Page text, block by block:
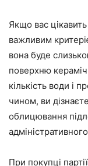
Якщо вас
важливим
вона буде
поверхню
кількість води і
чином, ви
облицювання
При покупці